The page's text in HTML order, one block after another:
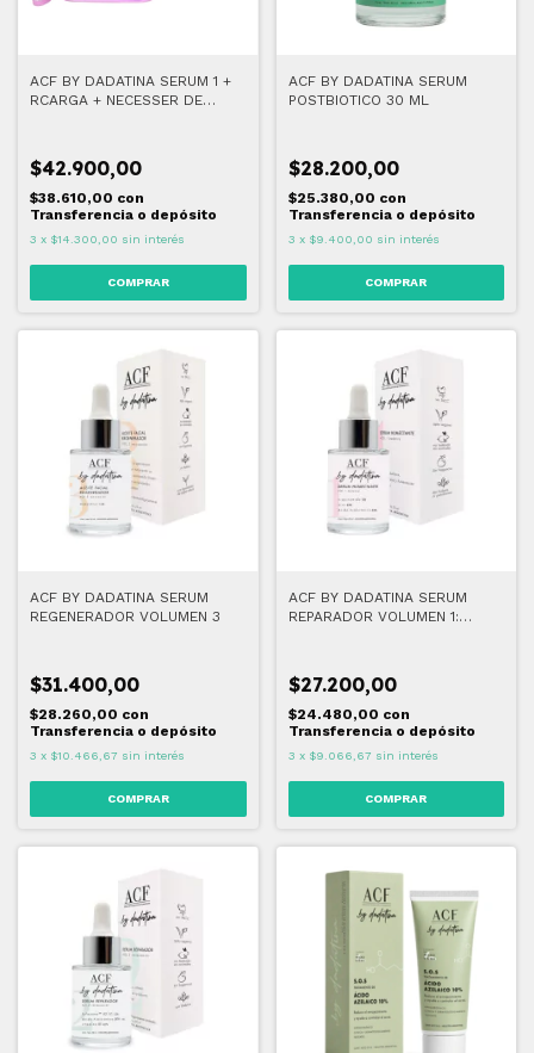
ACF BY DADATINA SERUM 1 +
RCARGA + NECESSER DE
$42.900,00
$38.610,00 con
Transferencia o depósito
3 x $14.300,00 sin interés
ACF BY DADATINA SERUM
POSTBIOTICO 30 ML
$28.200,00
$25.380,00 con
Transferencia o depósito
3 x $9.400,00 sin interés
ACF BY DADATINA SERUM
REGENERADOR VOLUMEN 3
$31.400,00
$28.260,00 con
Transferencia o depósito
3 x $10.466,67 sin interés
ACF BY DADATINA SERUM
REPARADOR VOLUMEN 1:
$27.200,00
$24.480,00 con
Transferencia o depósito
3 x $9.066,67 sin interés